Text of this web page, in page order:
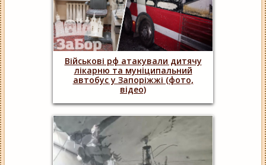
Військові рф атакували дитячу
лікарню та муніципальний
автобус у Запоріжжі (фото,
відео)